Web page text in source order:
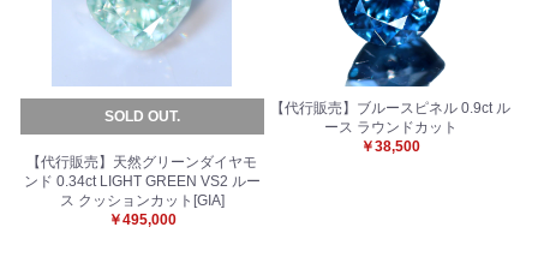
SOLD OUT.
【代行販売】天然グリーンダイヤモ
ンド 0.34ct LIGHT GREEN VS2 ルー
ス クッションカット[GIA]
￥495,000
【代行販売】ブルースピネル 0.9ct ル
ース ラウンドカット
￥38,500
カートへ進む